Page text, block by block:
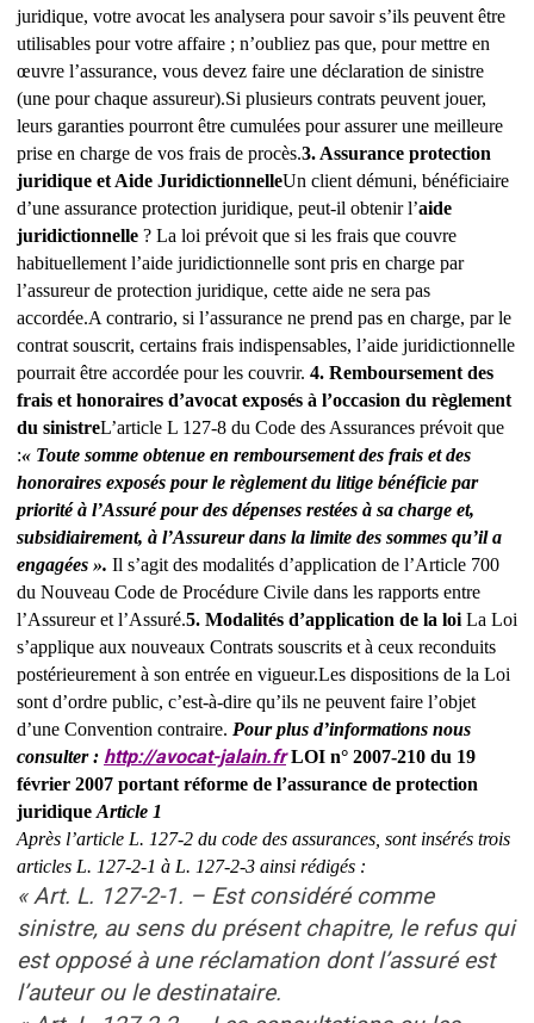
juridique, votre avocat les analysera pour savoir s’ils peuvent être
utilisables pour votre affaire ; n’oubliez pas que, pour mettre en
œuvre l’assurance, vous devez faire une déclaration de sinistre
(une pour chaque assureur).Si plusieurs contrats peuvent jouer,
leurs garanties pourront être cumulées pour assurer une meilleure
prise en charge de vos frais de procès.3. Assurance protection
juridique et Aide JuridictionnelleUn client démuni, bénéficiaire
d’une assurance protection juridique, peut-il obtenir l’aide
juridictionnelle ? La loi prévoit que si les frais que couvre
habituellement l’aide juridictionnelle sont pris en charge par
l’assureur de protection juridique, cette aide ne sera pas
accordée.A contrario, si l’assurance ne prend pas en charge, par le
contrat souscrit, certains frais indispensables, l’aide juridictionnelle
pourrait être accordée pour les couvrir. 4. Remboursement des
frais et honoraires d’avocat exposés à l’occasion du règlement
du sinistreL’article L 127-8 du Code des Assurances prévoit que
:« Toute somme obtenue en remboursement des frais et des
honoraires exposés pour le règlement du litige bénéficie par
priorité à l’Assuré pour des dépenses restées à sa charge et,
subsidiairement, à l’Assureur dans la limite des sommes qu’il a
engagées ». Il s’agit des modalités d’application de l’Article 700
du Nouveau Code de Procédure Civile dans les rapports entre
l’Assureur et l’Assuré.5. Modalités d’application de la loi La Loi
s’applique aux nouveaux Contrats souscrits et à ceux reconduits
postérieurement à son entrée en vigueur.Les dispositions de la Loi
sont d’ordre public, c’est-à-dire qu’ils ne peuvent faire l’objet
d’une Convention contraire. Pour plus d’informations nous
consulter : http://avocat-jalain.fr LOI n° 2007-210 du 19
février 2007 portant réforme de l’assurance de protection
juridique Article 1
Après l’article L. 127-2 du code des assurances, sont insérés trois
articles L. 127-2-1 à L. 127-2-3 ainsi rédigés :
« Art. L. 127-2-1. – Est considéré comme
sinistre, au sens du présent chapitre, le refus qui
est opposé à une réclamation dont l’assuré est
l’auteur ou le destinataire.